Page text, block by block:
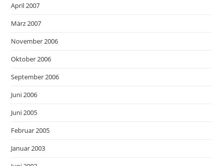
April 2007
März 2007
November 2006
Oktober 2006
September 2006
Juni 2006
Juni 2005
Februar 2005
Januar 2003